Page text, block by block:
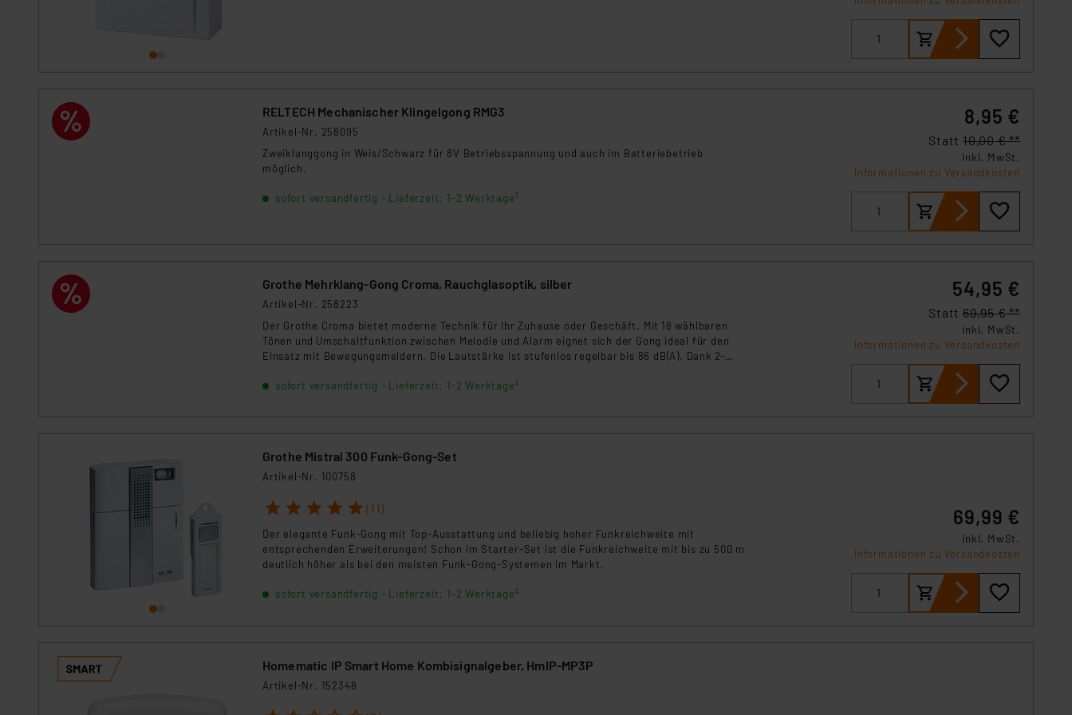
Für die USA besteht kein Angemessenheitsbeschluss der EU. Dies bedeutet, dass die USA als Land mit unzureichendem
Impressum | Datenschutzerklärung
RELTECH Mechanischer Klingelgong RMG3
Artikel-Nr. 258095
Zweiklanggong in Weis/Schwarz für 8V Betriebsspannung und auch im Batteriebetrieb
möglich.
sofort versandfertig - Lieferzeit: 1-2 Werktage²
8,95 €
Statt 10,00 € **
inkl. MwSt.
Informationen zu Versandkosten
Grothe Mehrklang-Gong Croma, Rauchglasoptik, silber
Artikel-Nr. 258223
Der Grothe Croma bietet moderne Technik für Ihr Zuhause oder Geschäft. Mit 18 wählbaren
Tönen und Umschaltfunktion zwischen Melodie und Alarm eignet sich der Gong ideal für den
Einsatz mit Bewegungsmeldern. Die Lautstärke ist stufenlos regelbar bis 86 dB(A). Dank 2-
Eine Stummschaltung mit LED-Kontrolle sorgt bei Bedarf für Ruhe. Die Bedienung erfolgt
sofort versandfertig - Lieferzeit: 1-2 Werktage²
54,95 €
Statt 69,95 € **
inkl. MwSt.
Informationen zu Versandkosten
Grothe Mistral 300 Funk-Gong-Set
Artikel-Nr. 100758
1 2 3 4 5 (11)
Der elegante Funk-Gong mit Top-Ausstattung und beliebig hoher Funkreichweite mit
entsprechenden Erweiterungen! Schon im Starter-Set ist die Funkreichweite mit bis zu 500 m
deutlich höher als bei den meisten Funk-Gong-Systemen im Markt.
sofort versandfertig - Lieferzeit: 1-2 Werktage²
69,99 €
inkl. MwSt.
Informationen zu Versandkosten
Homematic IP Smart Home Kombisignalgeber, HmIP-MP3P
Artikel-Nr. 152348